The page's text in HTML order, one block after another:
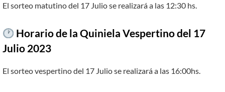
El sorteo matutino del 17 Julio se realizará a las 12:30 hs.
Horario de la Quiniela Vespertino del 17
Julio 2023
El sorteo vespertino del 17 Julio se realizará a las 16:00hs.